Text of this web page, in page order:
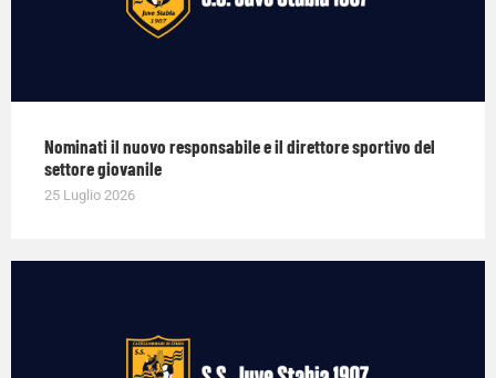
Nominati il nuovo responsabile e il direttore sportivo del
settore giovanile
25 Luglio 2026